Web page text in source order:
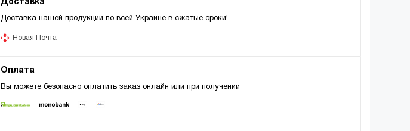
Доставка
Доставка нашей продукции по всей Украине в сжатые сроки!
Новая Почта
Оплата
Вы можете безопасно оплатить заказ онлайн или при получении